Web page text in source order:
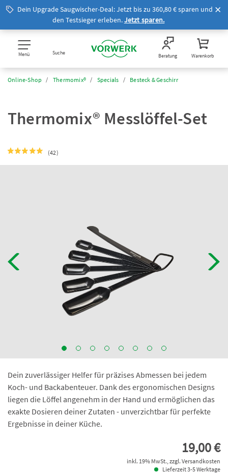
Dein Upgrade Saugwischer-Deal: Jetzt bis zu 360,80 € sparen und
den Testsieger erleben.Jetzt sparen.
Menü Suche Beratung Warenkorb
Online-Shop Thermomix® Specials Besteck & Geschirr
Thermomix® Messlöffel-Set
(42)
Dein zuverlässiger Helfer für präzises Abmessen bei jedem
Koch- und Backabenteuer. Dank des ergonomischen Designs
liegen die Löffel angenehm in der Hand und ermöglichen das
exakte Dosieren deiner Zutaten - unverzichtbar für perfekte
Ergebnisse in deiner Küche.
19,00 €
inkl. 19% MwSt., zzgl. Versandkosten
Lieferzeit 3-5 Werktage